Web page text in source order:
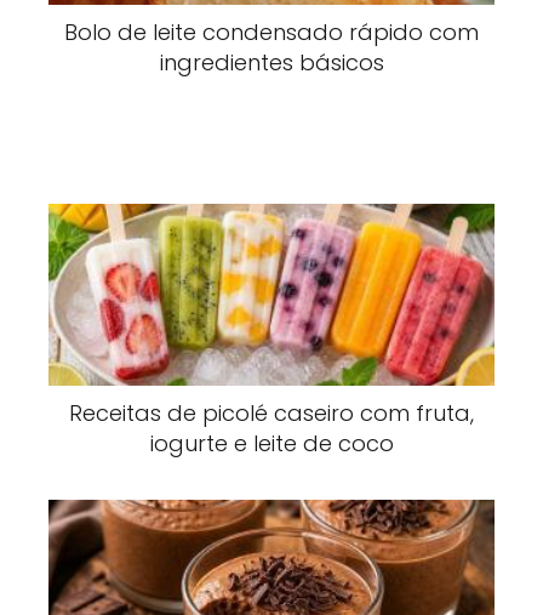
Bolo de leite condensado rápido com
ingredientes básicos
Receitas de picolé caseiro com fruta,
iogurte e leite de coco